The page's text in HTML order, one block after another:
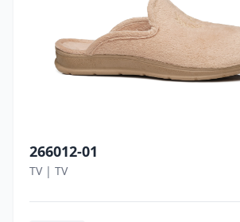
266012-01
TV | TV